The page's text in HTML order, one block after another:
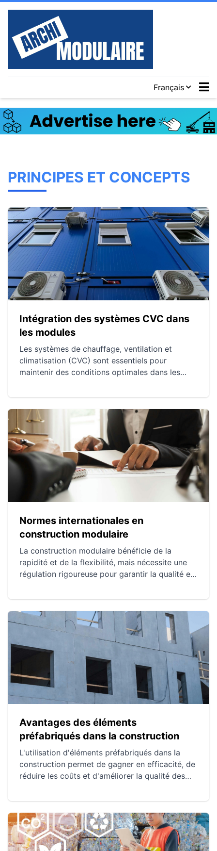
Français
PRINCIPES ET CONCEPTS
Intégration des systèmes CVC dans
les modules
Les systèmes de chauffage, ventilation et
climatisation (CVC) sont essentiels pour
maintenir des conditions optimales dans les
l'efficacité énergétique. Les méthodes
d'intégration varient de centralisées à
décentralisées et incluent des innovations
comme les systèmes VRF et les technologies de
gestion intelligente. La maintenance proactive
et les tendances futures, telles que l'IoT et les
énergies renouvelables, garantissent des
performances optimales et des économies
d'énergie.
Normes internationales en
construction modulaire
La construction modulaire bénéficie de la
rapidité et de la flexibilité, mais nécessite une
régulation rigoureuse pour garantir la qualité et
celles de l'ISO, jouent un rôle crucial en assurant
des critères globalement reconnus. Ces normes
favorisent la qualité et la sécurité des bâtiments
modulaires tout en permettant une
harmonisation mondiale des pratiques.
Avantages des éléments
préfabriqués dans la construction
L'utilisation d'éléments préfabriqués dans la
construction permet de gagner en efficacité, de
réduire les coûts et d'améliorer la qualité des
construction tout en minimisant les erreurs et
les imprévus. Les exemples concrets
démontrent la viabilité économique et
qualitative de cette méthode dans divers
contextes.